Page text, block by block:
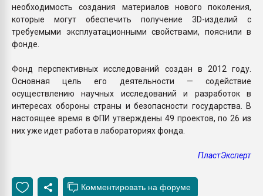
необходимость создания материалов нового поколения,
которые могут обеспечить получение 3D-изделий с
требуемыми эксплуатационными свойствами, пояснили в
фонде.
Фонд перспективных исследований создан в 2012 году.
Основная цель его деятельности — содействие
осуществлению научных исследований и разработок в
интересах обороны страны и безопасности государства. В
настоящее время в ФПИ утверждены 49 проектов, по 26 из
них уже идет работа в лабораториях фонда.
ПластЭксперт